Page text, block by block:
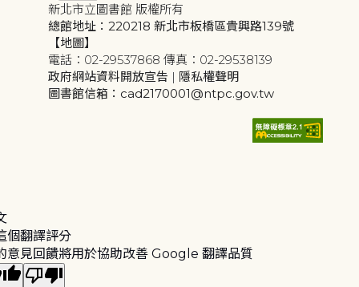
新北市立圖書館 版權所有
總館地址：220218 新北市板橋區貴興路139號
【地圖】
電話：02-29537868 傳真：02-29538139
政府網站資料開放宣告 | 隱私權聲明
圖書館信箱：cad2170001@ntpc.gov.tw
個翻譯評分
意見回饋將用於協助改善 Google 翻譯品質